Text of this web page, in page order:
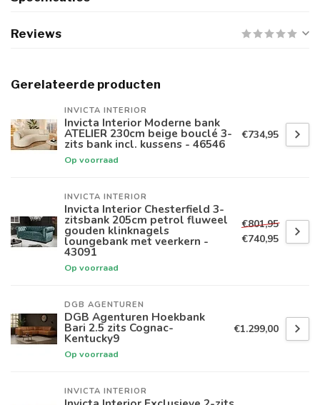
Reviews
Gerelateerde producten
INVICTA INTERIOR
Invicta Interior Moderne bank
ATELIER 230cm beige bouclé 3-
zits bank incl. kussens - 46546
Op voorraad
€734,95
INVICTA INTERIOR
Invicta Interior Chesterfield 3-
zitsbank 205cm petrol fluweel
gouden klinknagels
loungebank met veerkern -
43091
Op voorraad
€801,95
€740,95
DGB AGENTUREN
DGB Agenturen Hoekbank
Bari 2.5 zits Cognac-
Kentucky9
Op voorraad
€1.299,00
INVICTA INTERIOR